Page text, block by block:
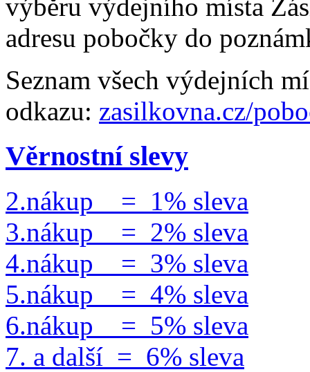
výběru výdejního místa
adresu pobočky do
Seznam všech výdejních
odkazu: zasilkovna.cz/
Věrnostní slevy
2.nákup = 1% sleva
3.nákup = 2% sleva
4.nákup = 3% sleva
5.nákup = 4% sleva
6.nákup = 5% sleva
7. a další = 6% sleva